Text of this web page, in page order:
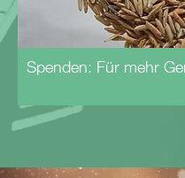
Spenden: Für mehr